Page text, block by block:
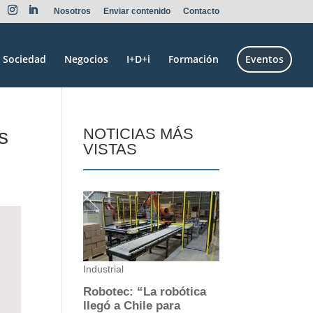
Nosotros Enviar contenido Contacto
Sociedad Negocios I+D+i Formación Eventos
NOTICIAS MÁS
VISTAS